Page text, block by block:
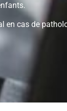
en cas de